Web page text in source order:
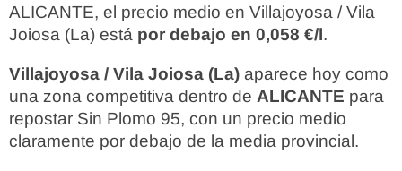
ALICANTE, el precio medio en Villajoyosa / Vila
Joiosa (La) está por debajo en 0,058 €/l.
Villajoyosa / Vila Joiosa (La) aparece hoy como
una zona competitiva dentro de ALICANTE para
repostar Sin Plomo 95, con un precio medio
claramente por debajo de la media provincial.